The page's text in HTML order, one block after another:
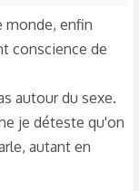
qu'une
est
se faire «
ça c'est encore
de nouveaux
monde, enfin
conscience de
autour du sexe.
je déteste qu'on
autant en